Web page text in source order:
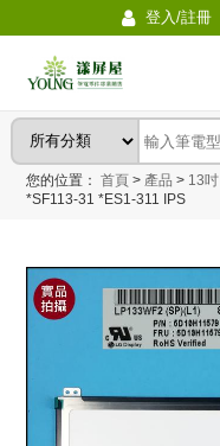
登入/註冊
您的位置：首頁 > 產品 > 13吋
*SF113-31 *ES1-311 IPS